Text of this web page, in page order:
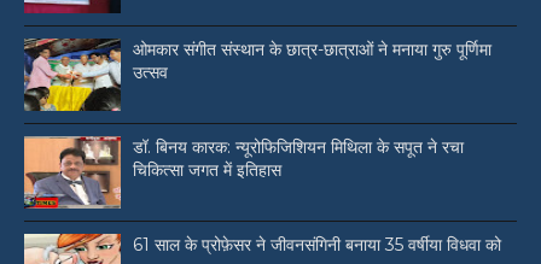
ओमकार संगीत संस्थान के छात्र-छात्राओं ने मनाया गुरु पूर्णिमा
उत्सव
डॉ. बिनय कारक: न्यूरोफिजिशियन मिथिला के सपूत ने रचा
चिकित्सा जगत में इतिहास
61 साल के प्रोफ़ेसर ने जीवनसंगिनी बनाया 35 वर्षीया विधवा को